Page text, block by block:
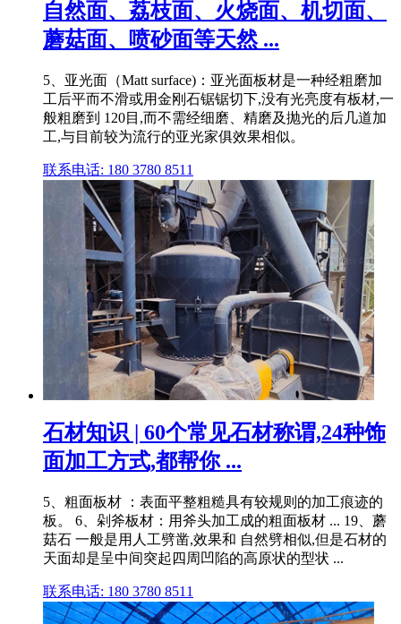
自然面、荔枝面、火烧面、机切面、
蘑菇面、喷砂面等天然 ...
5、亚光面（Matt surface)：亚光面板材是一种经粗磨加
工后平而不滑或用金刚石锯锯切下,没有光亮度有板材,一
般粗磨到 120目,而不需经细磨、精磨及抛光的后几道加
工,与目前较为流行的亚光家俱效果相似。
联系电话: 180 3780 8511
石材知识 | 60个常见石材称谓,24种饰
面加工方式,都帮你 ...
5、粗面板材 ：表面平整粗糙具有较规则的加工痕迹的
板。 6、剁斧板材：用斧头加工成的粗面板材 ... 19、蘑
菇石 一般是用人工劈凿,效果和 自然劈相似,但是石材的
天面却是呈中间突起四周凹陷的高原状的型状 ...
联系电话: 180 3780 8511